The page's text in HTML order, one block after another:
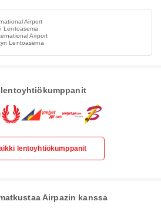
Airport
Lentoasema
Airport
Lentoasema
lentoyhtiökumppanit
lentoyhtiökumppanit
Airpazin kanssa